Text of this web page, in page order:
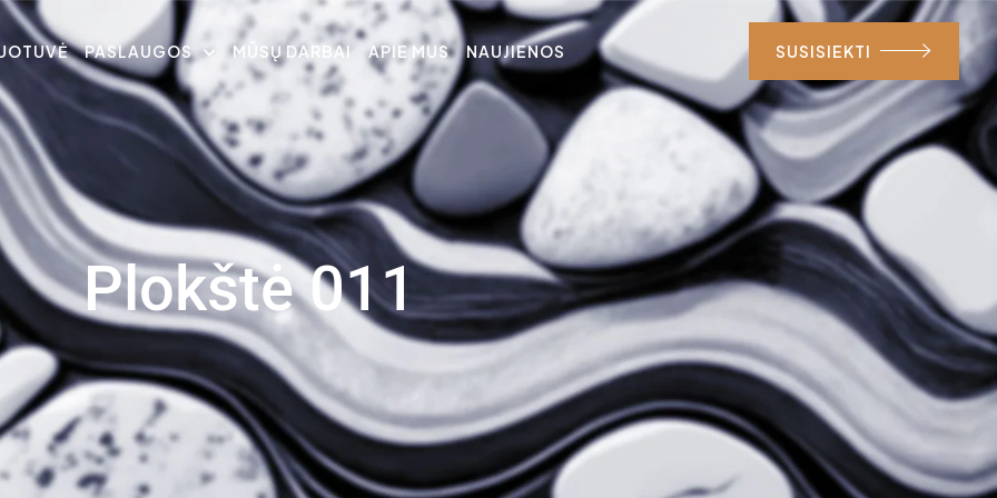
PASLAUGOS MŪSŲ DARBAI APIE MUS NAUJIENOS SUSISIEKTI
Plokštė 011